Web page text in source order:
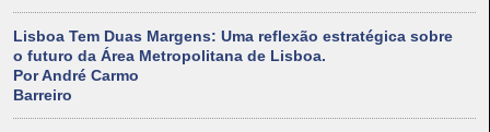
Lisboa Tem Duas Margens: Uma reflexão estratégica sobre
o futuro da Área Metropolitana de Lisboa.
Por André Carmo
Barreiro